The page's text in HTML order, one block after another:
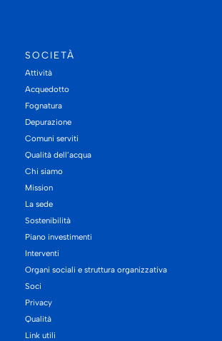
SOCIETÀ
Attività
Acquedotto
Fognatura
Depurazione
Comuni serviti
Qualità dell’acqua
Chi siamo
Mission
La sede
Sostenibilità
Piano investimenti
Interventi
Organi sociali e struttura organizzativa
Soci
Privacy
Qualità
Link utili